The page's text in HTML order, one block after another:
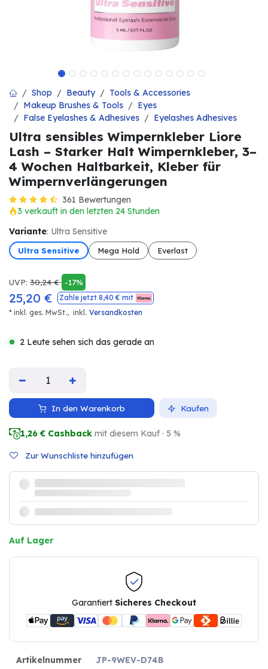
Shop Beauty
Tools & Accessories
Makeup Brushes & Tools
Eyes
False Eyelashes & Adhesives
Eyelashes Adhesives
Ultra sensibles Wimpernkleber Liore
Lash – Starker Halt Wimpernkleber, 3–
4 Wochen Haltbarkeit, Kleber für
Wimpernverlängerungen
361 Bewertungen
3 verkauft in den letzten 24 Stunden
Variante: Ultra Sensitive
Ultra Sensitive Mega Hold Everlast
UVP: 30,24€ -17%
25,20 € Zahle jetzt 8,40 € mit
* inkl. ges. MwSt., inkl. Versandkosten
2 Leute sehen sich das gerade an
In den Warenkorb Kaufen
1,26 € Cashback mit diesem Kauf · 5 %
Zur Wunschliste hinzufügen
Auf Lager
Garantiert Sicheres Checkout
Artikelnummer
JP-9WEV-D74B